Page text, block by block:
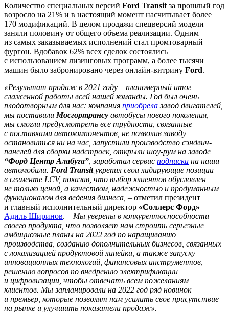
Количество специальных версий Ford Transit за прошлый год
возросло на 21% и в настоящий момент насчитывает более
170 модификаций. В целом продажи спецверсий модели
заняли половину от общего объема реализации. Одним
из самых заказываемых исполнений стал промтоварный
фургон. Вдобавок 62% всех сделок состоялись
с использованием лизинговых программ, а более тысячи
машин было забронировано через онлайн-витрину Ford.
«Результат продаж в 2021 году – планомерный итог
слаженной работы всей нашей команды. Год был очень
плодотворным для нас: компания приобрелазавод двигателей,
мы поставили Мосгортрансу автобусы нового поколения,
мы смогли предусмотреть все трудности, связанные
с поставками автокомпонентов, не позволив заводу
остановиться ни на час, запустили производство сэндвич-
панелей для сборки надстроек, открыли шоу-рум на заводе
“Форд Центр Алабуга” , заработал сервис подписки на наши
автомобили. Ford Transitукрепил свои лидирующие позиции
в сегменте LCV, показав, что выбор клиентов обусловлен
не только ценой, а качеством, надежностью и продуманным
функционалом для ведения бизнеса, – отметил президент
и главный исполнительный директор «Соллерс Форд»
Адиль Ширинов. – Мы уверены в конкурентоспособности
своего продукта, что позволяет нам строить серьезные
амбициозные планы на 2022 год по наращиванию
производства, созданию дополнительных бизнесов, связанных
с локализацией продуктовой линейки, а также запуску
инновационных технологий, финансовых инструментов,
решению вопросов по внедрению электрификации
и цифровизации, чтобы отвечать всем пожеланиям
клиентов. Мы запланировали на 2022 год ряд новинок
и премьер, которые позволят нам усилить свое присутствие
на рынке и улучшить показатели продаж».